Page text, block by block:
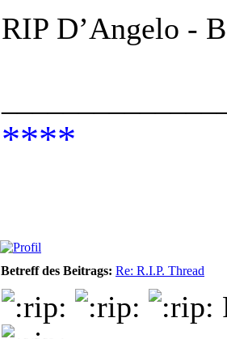
RIP D’Angelo -
****
Betreff des Beitrags: Re: R.I.P. Thread